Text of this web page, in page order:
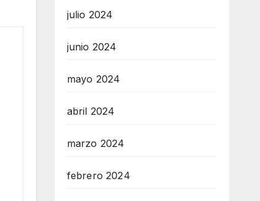
julio 2024
junio 2024
mayo 2024
abril 2024
marzo 2024
febrero 2024